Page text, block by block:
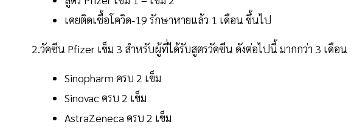
เคยติดเชื้อโควิด-19 รักษาหายแล้ว 1 เดือน ขึ้นไป
2.วัคซีน Pfizer เข็ม 3 สำหรับผู้ที่ได้รับสูตรวัคซีน ดังต่อไปนี้ มากกว่า 3 เดือน
Sinopharm ครบ 2 เข็ม
Sinovac ครบ 2 เข็ม
AstraZeneca ครบ 2 เข็ม